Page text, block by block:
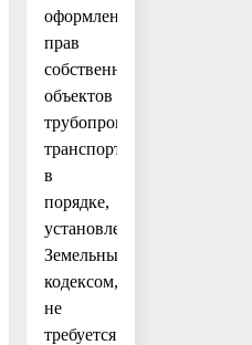
оформление
прав
собственников
объектов
трубопроводного
транспорта
в
порядке,
установленном
Земельным
кодексом,
не
требуется.